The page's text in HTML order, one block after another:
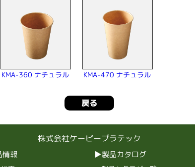
KMA-360 ナチュラル KMA-470 ナチュラル
戻る
株式会社ケーピープラテック
情報 製品カタログ